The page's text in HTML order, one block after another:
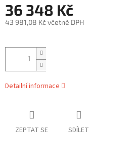
36 348 Kč
43 981,08 Kč včetně DPH
cena:
Detailní informace
ZEPTAT SE SDÍLET